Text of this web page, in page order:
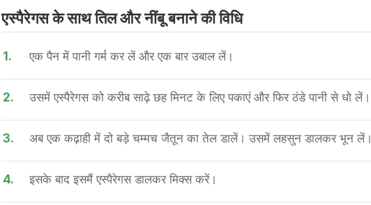
एस्पैरेगस के साथ तिल और नींबू बनाने की वि​धि
1. एक पैन में पानी गर्म कर लें और एक बार उबाल लें।
2. उसमें एस्पैरेगस को करीब साढ़े छह मिनट के लिए पकाएं और फिर ठंडे पानी से धो लें।
3. अब एक कढ़ाही में दो बड़े चम्मच जैतून का तेल डालें। उसमें लहसुन डालकर भून लें।
4. इसके बाद इसमैं एस्पैरेगस डालकर मिक्स करें।